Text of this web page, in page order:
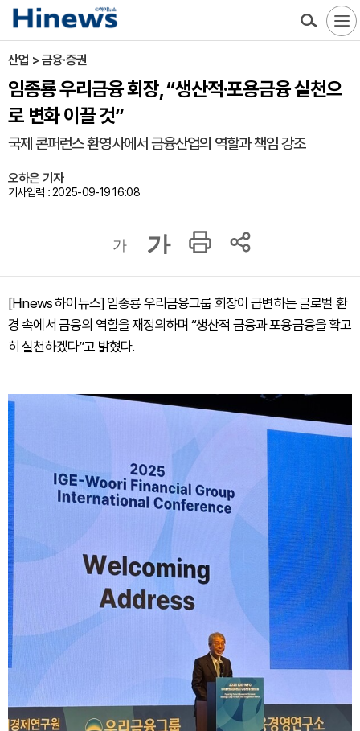
산업 > 금융·증권
임종룡 우리금융 회장, “생산적·포용금융 실천으
로 변화 이끌 것”
국제 콘퍼런스 환영사에서 금융산업의 역할과 책임 강조
오하은 기자
기사입력 : 2025-09-19 16:08
가 가
[Hinews 하이뉴스] 임종룡 우리금융그룹 회장이 급변하는 글로벌 환
경 속에서 금융의 역할을 재정의하며 “생산적 금융과 포용금융을 확고
히 실천하겠다”고 밝혔다.